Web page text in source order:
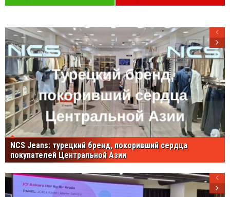
NCS Jeans: турецкий бренд, покоривший сердца
покупателей Центральной Азии